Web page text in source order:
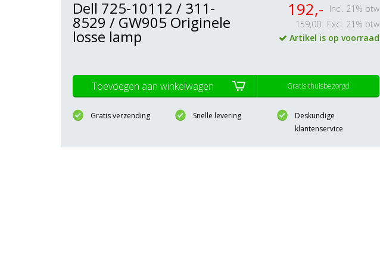
Dell 725-10112 / 311-
8529 / GW905 Originele
losse lamp
192,-
Incl. 21% btw
159,00 Excl. 21% btw
Artikel is op voorraad
Toevoegen aan winkelwagen Gratis thuisbezorgd
Gratis verzending Snelle levering
Deskundige
klantenservice